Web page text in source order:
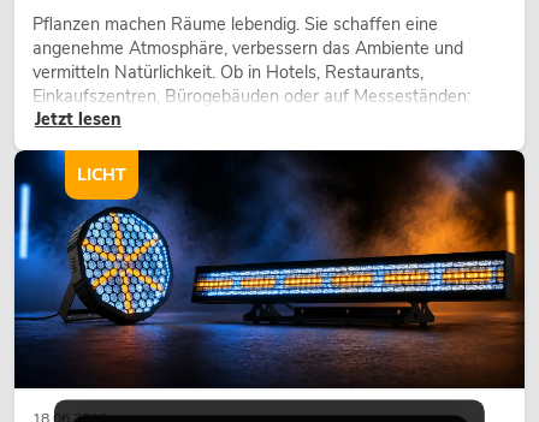
Pflanzen machen Räume lebendig. Sie schaffen eine
angenehme Atmosphäre, verbessern das Ambiente und
vermitteln Natürlichkeit. Ob in Hotels, Restaurants,
Einkaufszentren, Bürogebäuden oder auf Messeständen:
eine hochwertige Begrünung gehört heute längst zum
Jetzt lesen
18.06.2026
LICHT